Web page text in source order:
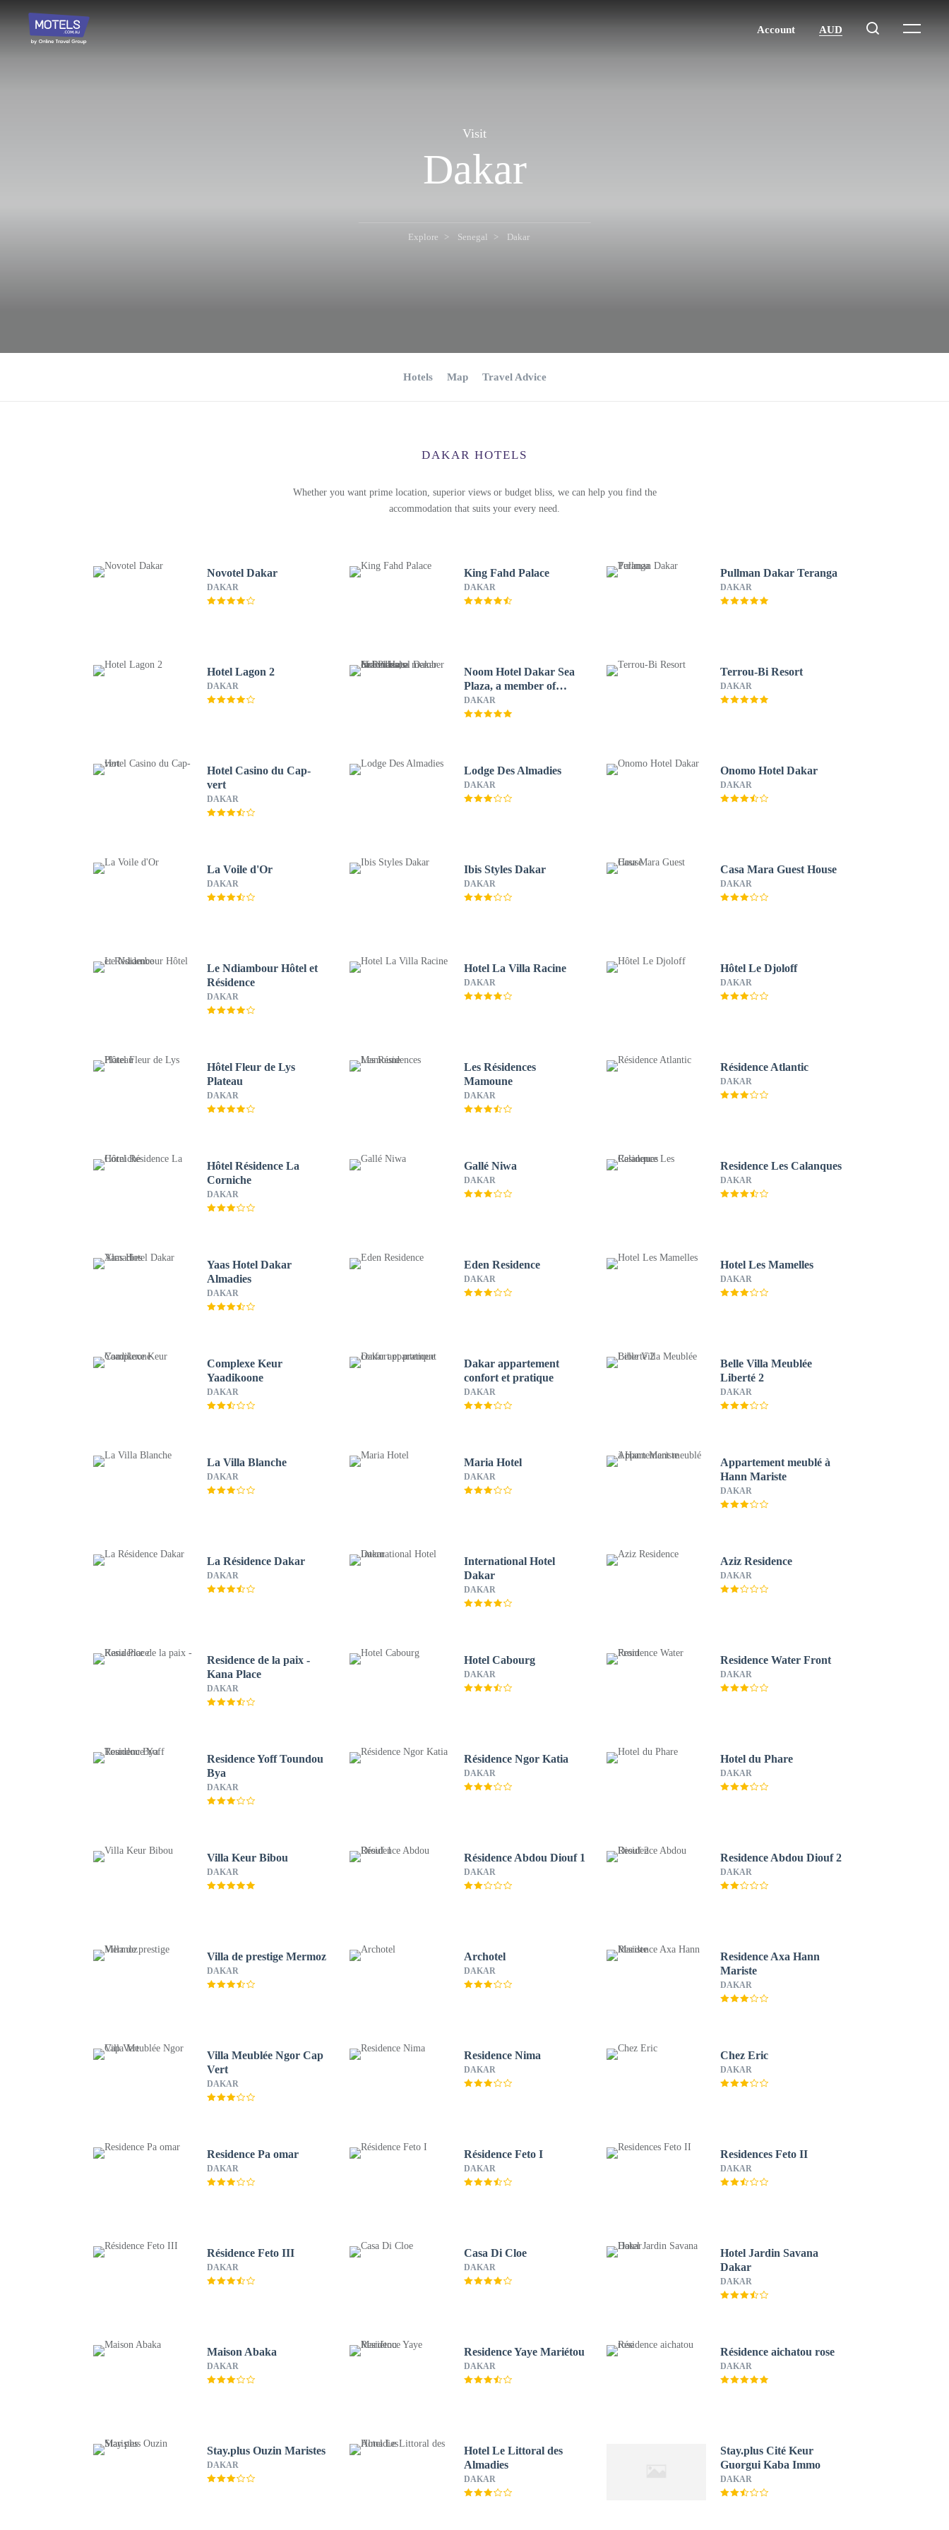
Visit
Dakar
Explore Senegal Dakar
Hotels Map Travel Advice
DAKAR HOTELS
Whether you want prime location, superior views or budget bliss, we can help you find the
accommodation that suits your every need.
Novotel Dakar
DAKAR
King Fahd Palace
DAKAR
Pullman Dakar Teranga
DAKAR
Hotel Lagon 2
DAKAR
Noom Hotel Dakar Sea
Plaza, a member of
Radisson Individuals
DAKAR
Terrou-Bi Resort
DAKAR
Hotel Casino du Cap-
vert
DAKAR
Lodge Des Almadies
DAKAR
Onomo Hotel Dakar
DAKAR
La Voile d'Or
DAKAR
Ibis Styles Dakar
DAKAR
Casa Mara Guest House
DAKAR
Le Ndiambour Hôtel et
Résidence
DAKAR
Hotel La Villa Racine
DAKAR
Hôtel Le Djoloff
DAKAR
Hôtel Fleur de Lys
Plateau
DAKAR
Les Résidences
Mamoune
DAKAR
Résidence Atlantic
DAKAR
Hôtel Résidence La
Corniche
DAKAR
Gallé Niwa
DAKAR
Residence Les Calanques
DAKAR
Yaas Hotel Dakar
Almadies
DAKAR
Eden Residence
DAKAR
Hotel Les Mamelles
DAKAR
Complexe Keur
Yaadikoone
DAKAR
Dakar appartement
confort et pratique
DAKAR
Belle Villa Meublée
Liberté 2
DAKAR
La Villa Blanche
DAKAR
Maria Hotel
DAKAR
Appartement meublé à
Hann Mariste
DAKAR
La Résidence Dakar
DAKAR
International Hotel
Dakar
DAKAR
Aziz Residence
DAKAR
Residence de la paix -
Kana Place
DAKAR
Hotel Cabourg
DAKAR
Residence Water Front
DAKAR
Residence Yoff Toundou
Bya
DAKAR
Résidence Ngor Katia
DAKAR
Hotel du Phare
DAKAR
Villa Keur Bibou
DAKAR
Résidence Abdou Diouf 1
DAKAR
Residence Abdou Diouf 2
DAKAR
Villa de prestige Mermoz
DAKAR
Archotel
DAKAR
Residence Axa Hann
Mariste
DAKAR
Villa Meublée Ngor Cap
Vert
DAKAR
Residence Nima
DAKAR
Chez Eric
DAKAR
Residence Pa omar
DAKAR
Résidence Feto I
DAKAR
Residences Feto II
DAKAR
Résidence Feto III
DAKAR
Casa Di Cloe
DAKAR
Hotel Jardin Savana
Dakar
DAKAR
Maison Abaka
DAKAR
Residence Yaye Mariétou
DAKAR
Résidence aichatou rose
DAKAR
Stay.plus Ouzin Maristes
DAKAR
Hotel Le Littoral des
Almadies
DAKAR
Stay.plus Cité Keur
Guorgui Kaba Immo
DAKAR